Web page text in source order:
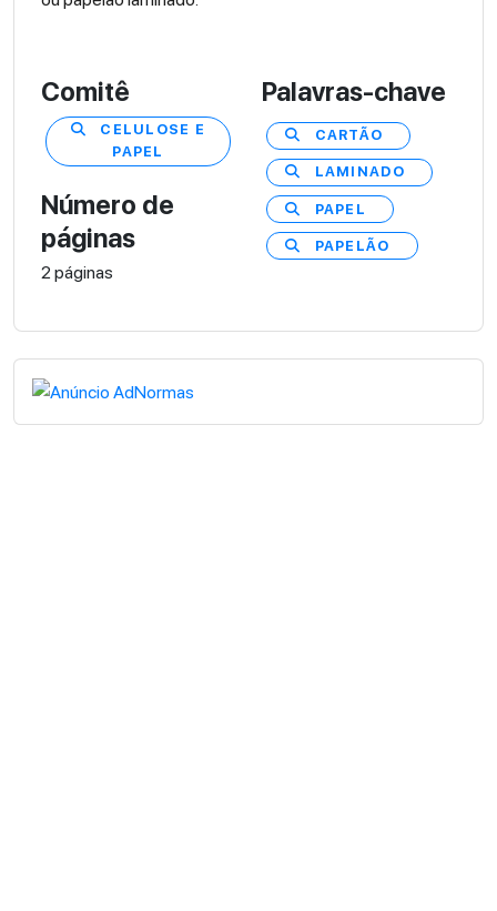
Comitê
CELULOSE E
PAPEL
Número de
páginas
2 páginas
Palavras-chave
CARTÃO
LAMINADO
PAPEL
PAPELÃO